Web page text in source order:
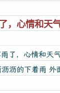
，心情和天
了，心情和天
沥的下着雨 外